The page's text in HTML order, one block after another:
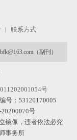
联系方式
（副刊）
号
号：53120170005
号
镜像，违者依法必究
事务所